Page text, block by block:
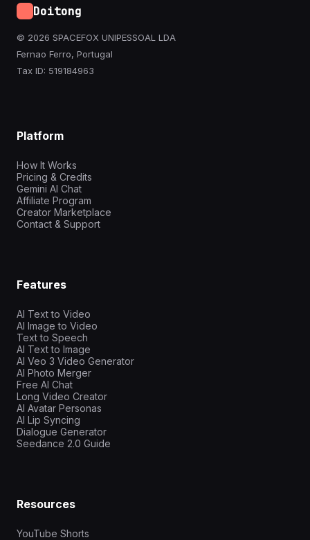
Doitong
© 2026 SPACEFOX UNIPESSOAL LDA
Fernao Ferro, Portugal
Tax ID: 519184963
Platform
How It Works
Pricing & Credits
Gemini AI Chat
Affiliate Program
Creator Marketplace
Contact & Support
Features
AI Text to Video
AI Image to Video
Text to Speech
AI Text to Image
AI Veo 3 Video Generator
AI Photo Merger
Free AI Chat
Long Video Creator
AI Avatar Personas
AI Lip Syncing
Dialogue Generator
Seedance 2.0 Guide
Resources
YouTube Shorts